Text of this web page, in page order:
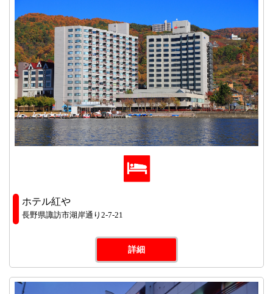
ホテル紅や
長野県諏訪市湖岸通り2-7-21
詳細